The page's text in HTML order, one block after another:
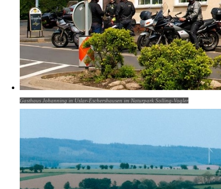
Gasthaus Johanning in Uslar-Eschershausen im Naturpark Solling-Vogler